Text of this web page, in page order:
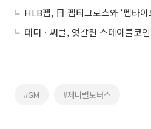
테더ㆍ써클, 엇갈린 스테이블코
#GM #제너럴모터스